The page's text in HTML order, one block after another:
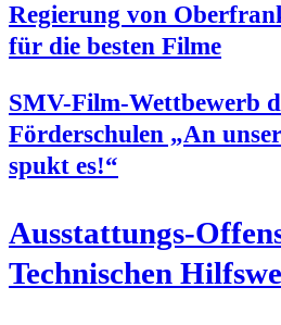
Regie­rung von
für die bes­ten Filme
SMV-Film-Wett­be­werb
För­der­schu­len „An
spukt es!“
Aus­stat­tungs-
Tech­ni­schen